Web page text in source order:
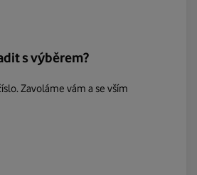
s výběrem?
Zavoláme vám a se vším